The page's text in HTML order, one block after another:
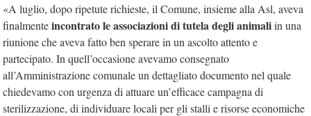
«A luglio, dopo ripetute richieste, il Comune, insieme alla Asl, aveva
finalmenteincontrato le associazioni di tutela degli animaliin una
riunione che aveva fatto ben sperare in un ascolto attento e
partecipato. In quell’occasione avevamo consegnato
all’Amministrazione comunale un dettagliato documento nel quale
chiedevamo con urgenza di attuare un’efficace campagna di
sterilizzazione, di individuare locali per gli stalli e risorse economiche